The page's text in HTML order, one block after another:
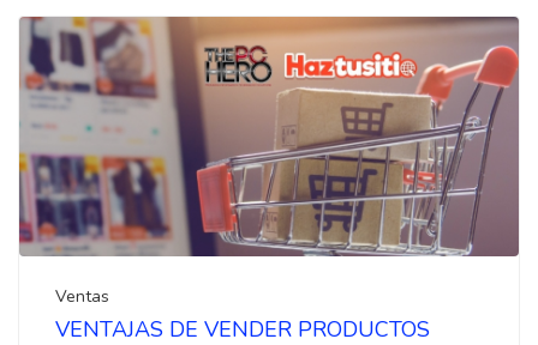
Ventas
VENTAJAS DE VENDER PRODUCTOS